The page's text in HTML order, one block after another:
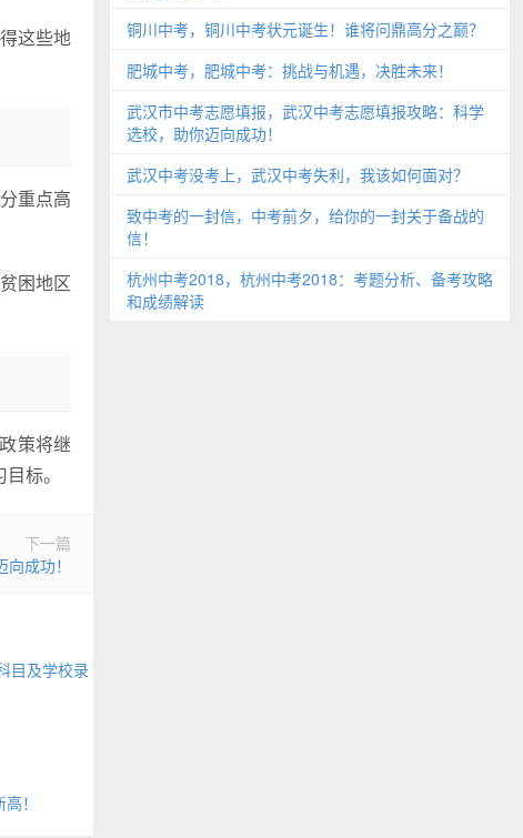
这些地
重点高
困地区
策将继
标。
下一篇
成功！
目及学校录
！
铜川中考，铜川中考状元诞生！谁将问鼎高分之巅？
肥城中考，肥城中考：挑战与机遇，决胜未来！
武汉市中考志愿填报，武汉中考志愿填报攻略：科学
选校，助你迈向成功！
武汉中考没考上，武汉中考失利，我该如何面对？
致中考的一封信，中考前夕，给你的一封关于备战的
信！
杭州中考2018，杭州中考2018：考题分析、备考攻略
和成绩解读